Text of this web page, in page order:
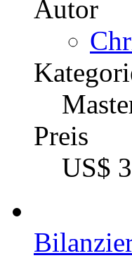
Autor
Preis
US$